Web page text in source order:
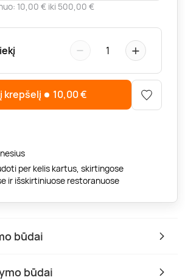
10,00 € iki 500,00 €
− 1 +
krepšelį 10,00€
per kelis kartus, skirtingose
ir išskirtiniuose restoranuose
būdai
būdai